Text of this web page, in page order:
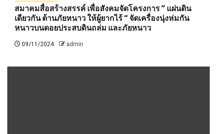
สมาคมสื่อสร้างสรรค์ เพื่อสังคมจัดโครงการ ” แผ่นดิน
เดียวกัน ต้านภัยหนาว ให้ผู้ยากไร้ “ จัดเครื่องนุ่งห่มกัน
หนาวบนดอยประสบดินถล่ม และภัยหนาว
09/11/2024 admin